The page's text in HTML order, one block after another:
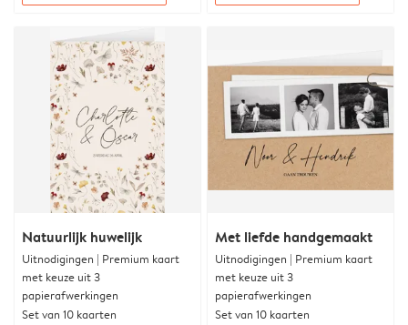
Natuurlijk huwelijk
Uitnodigingen | Premium kaart
met keuze uit 3
papierafwerkingen
Set van 10 kaarten
Met liefde handgemaakt
Uitnodigingen | Premium kaart
met keuze uit 3
papierafwerkingen
Set van 10 kaarten